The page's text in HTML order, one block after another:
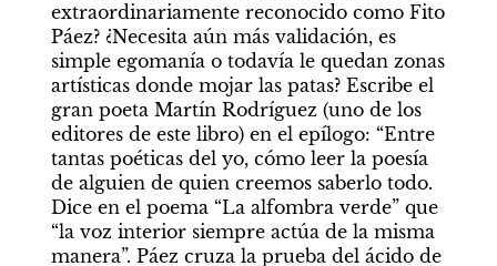
extraordinariamente reconocido como Fito
Páez? ¿Necesita aún más validación, es
simple egomanía o todavía le quedan zonas
artísticas donde mojar las patas? Escribe el
gran poeta Martín Rodríguez (uno de los
editores de este libro) en el epílogo: “Entre
tantas poéticas del yo, cómo leer la poesía
de alguien de quien creemos saberlo todo.
Dice en el poema “La alfombra verde” que
“la voz interior siempre actúa de la misma
manera”. Páez cruza la prueba del ácido de